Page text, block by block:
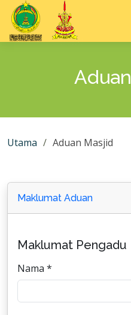
Utama Aduan Masjid
Maklumat Aduan
Maklumat Pengadu
Nama *